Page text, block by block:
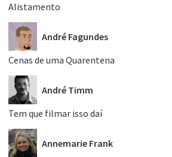
Alistamento
André Fagundes
Cenas de uma Quarentena
André Timm
Tem que filmar isso daí
Annemarie Frank